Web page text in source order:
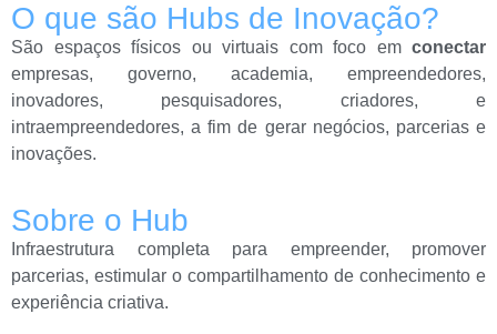
O que são Hubs de Inovação?
São espaços físicos ou virtuais com foco em conectar
empresas, governo, academia, empreendedores,
inovadores, pesquisadores, criadores, e
intraempreendedores, a fim de gerar negócios, parcerias e
inovações.
Sobre o Hub
Infraestrutura completa para empreender, promover
parcerias, estimular o compartilhamento de conhecimento e
experiência criativa.